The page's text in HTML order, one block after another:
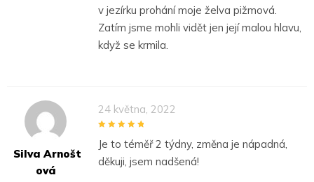
v jezírku prohání moje želva pižmová.
Zatím jsme mohli vidět jen její malou hlavu,
když se krmila.
Silva Arnošt
Ová
24 května, 2022
Je to téměř 2 týdny, změna je nápadná,
děkuji, jsem nadšená!